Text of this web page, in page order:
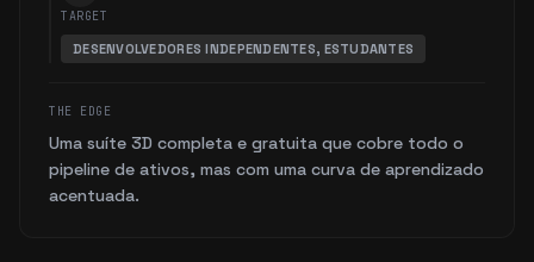
TARGET
DESENVOLVEDORES INDEPENDENTES, ESTUDANTES
THE EDGE
Uma suíte 3D completa e gratuita que cobre todo o
pipeline de ativos, mas com uma curva de aprendizado
acentuada.